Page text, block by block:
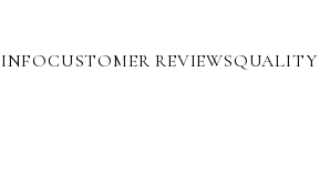
INFOCUSTOMER REVIEWSQUALITY